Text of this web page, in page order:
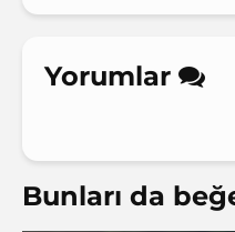
Yorumlar
Bunları da